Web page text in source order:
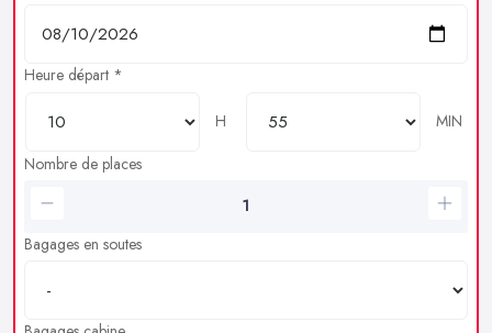
Heure départ *
H
MIN
Nombre de places
Bagages en soutes